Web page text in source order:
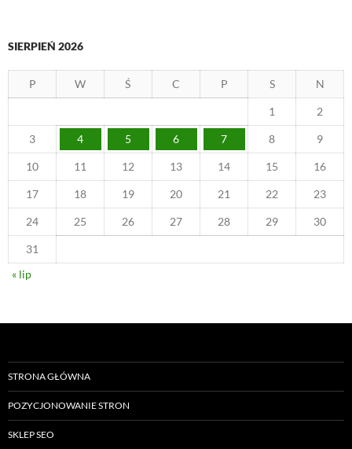
SIERPIEŃ 2026
P W Ś C P S N
1 2
3 4 5 6 7 8 9
10 11 12 13 14 15 16
17 18 19 20 21 22 23
24 25 26 27 28 29 30
31
« lip
STRONA GŁÓWNA
POZYCJONOWANIE STRON
SKLEP SEO